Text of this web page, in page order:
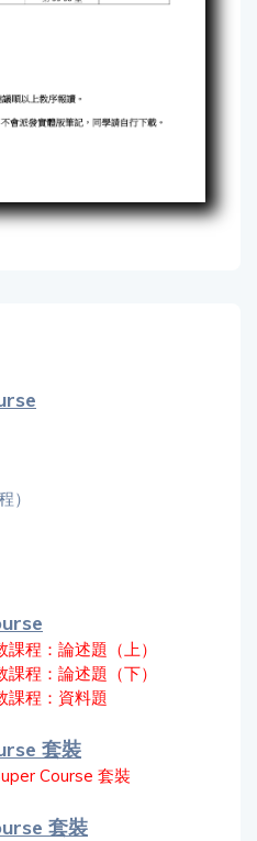
）
課程：論述題（上）
課程：論述題（下）
課程：資料題
套裝
Course 套裝
套裝